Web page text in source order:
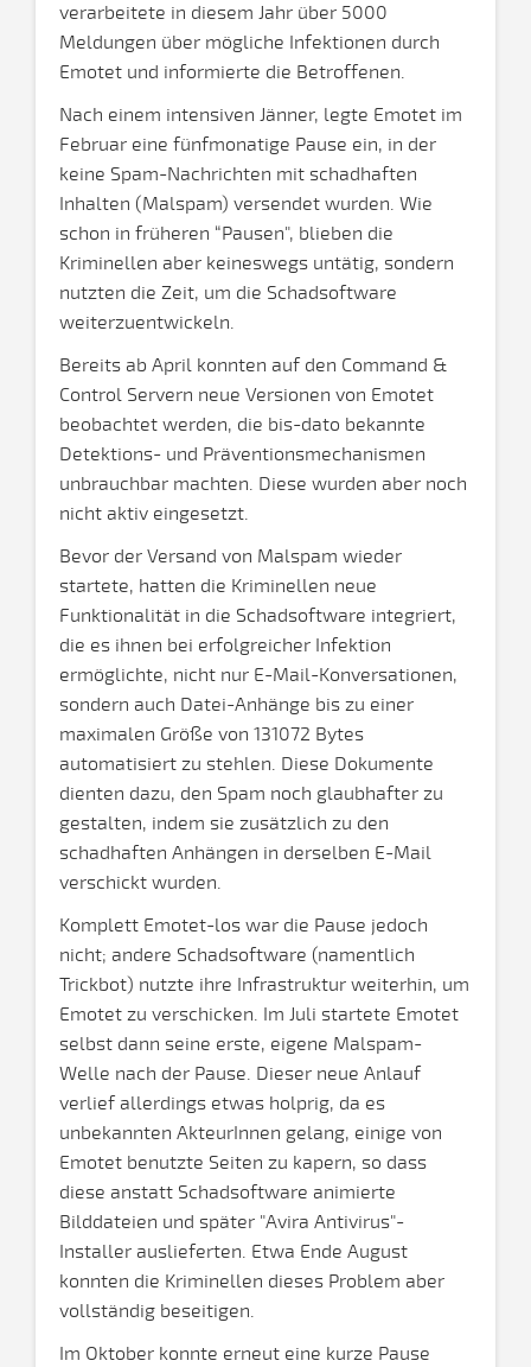
verarbeitete in diesem Jahr über 5000
Meldungen über mögliche Infektionen durch
Emotet und informierte die Betroffenen.
Nach einem intensiven Jänner, legte Emotet im
Februar eine fünfmonatige Pause ein, in der
keine Spam-Nachrichten mit schadhaften
Inhalten (Malspam) versendet wurden. Wie
schon in früheren “Pausen", blieben die
Kriminellen aber keineswegs untätig, sondern
nutzten die Zeit, um die Schadsoftware
weiterzuentwickeln.
Bereits ab April konnten auf den Command &
Control Servern neue Versionen von Emotet
beobachtet werden, die bis-dato bekannte
Detektions- und Präventionsmechanismen
unbrauchbar machten. Diese wurden aber noch
nicht aktiv eingesetzt.
Bevor der Versand von Malspam wieder
startete, hatten die Kriminellen neue
Funktionalität in die Schadsoftware integriert,
die es ihnen bei erfolgreicher Infektion
ermöglichte, nicht nur E-Mail-Konversationen,
sondern auch Datei-Anhänge bis zu einer
maximalen Größe von 131072 Bytes
automatisiert zu stehlen. Diese Dokumente
dienten dazu, den Spam noch glaubhafter zu
gestalten, indem sie zusätzlich zu den
schadhaften Anhängen in derselben E-Mail
verschickt wurden.
Komplett Emotet-los war die Pause jedoch
nicht; andere Schadsoftware (namentlich
Trickbot) nutzte ihre Infrastruktur weiterhin, um
Emotet zu verschicken. Im Juli startete Emotet
selbst dann seine erste, eigene Malspam-
Welle nach der Pause. Dieser neue Anlauf
verlief allerdings etwas holprig, da es
unbekannten AkteurInnen gelang, einige von
Emotet benutzte Seiten zu kapern, so dass
diese anstatt Schadsoftware animierte
Bilddateien und später "Avira Antivirus"-
Installer auslieferten. Etwa Ende August
konnten die Kriminellen dieses Problem aber
vollständig beseitigen.
Im Oktober konnte erneut eine kurze Pause